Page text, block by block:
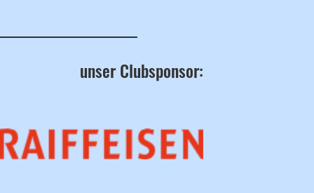
unser Clubsponsor: